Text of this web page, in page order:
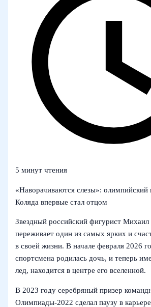
5 минут чтения
«Наворачиваются слезы»:
Коляда впервые стал отцом
Звездный российский фигурист Михаил
переживает один из самых ярких и
в своей жизни. В начале февраля 2026
спортсмена родилась дочь, и теперь
лед, находится в центре его вселенной.
В 2023 году серебряный призер
Олимпиады‑2022 сделал паузу в